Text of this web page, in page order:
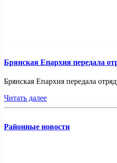
Брянская Епархия передала
Брянская Епархия передала
Читать далее
Районные новости